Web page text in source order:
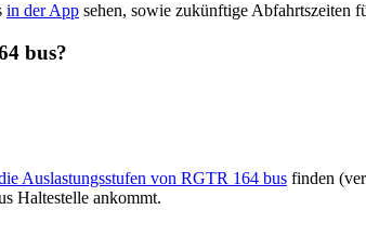
in der App sehen, sowie zukünftige Abfahrtszeiten
bus?
Auslastungsstufen von RGTR 164 bus finden
Haltestelle ankommt.